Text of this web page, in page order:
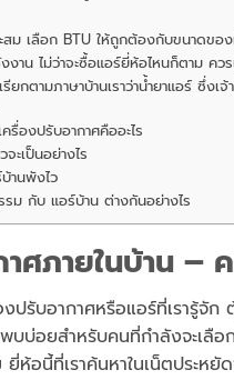
สม เลือก BTU ให้ถูกต้องกับขนาดของ
งาน ไม่ว่าจะซื้อแอร์ยี่ห้อไหนก็ตาม ค
รียกตามภาษาบ้านเราว่าน้ำยาแอร์ ซึ่ง
รื่องปรับอากาศคืออะไร
ะเป็นอย่างไร
านพังไว
รม กับ แอร์บ้าน ต่างกันอย่างไร
ศภายในบ้าน –
รับอากาศหรือแอร์ที่เรารู้จัก
บบ่อยสำหรับคนที่กำลังจะเ
ยี่ห้อนี้ที่เราค้นหาในเน็ตประ